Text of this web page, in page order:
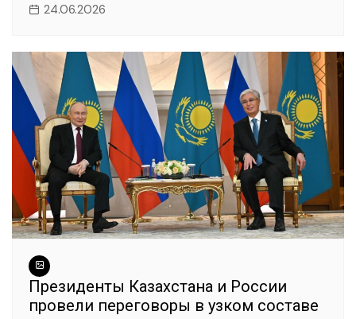
24.06.2026
Президенты Казахстана и России
провели переговоры в узком составе